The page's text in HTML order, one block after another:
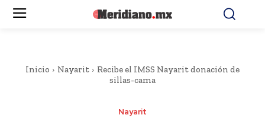
Inicio Nayarit
Recibe el IMSS Nayarit donación de
sillas-cama
Nayarit